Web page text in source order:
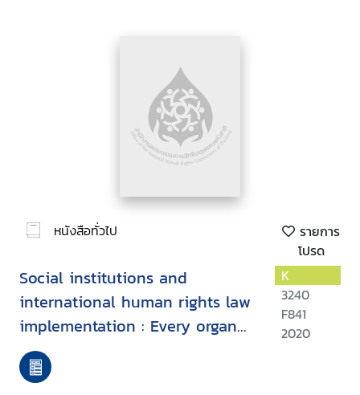
หนังสือทั่วไป
รายการ
โปรด
Social institutions and
international human rights law
implementation : Every organ
of society
K
3240
F841
2020